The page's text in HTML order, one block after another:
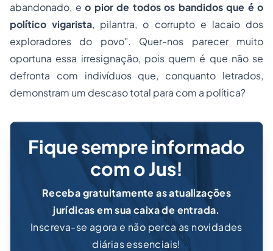
abandonado, e o pior de todos os bandidos que é o
político vigarista, pilantra, o corrupto e lacaio dos
exploradores do povo". Quer-nos parecer muito
oportuna essa irresignação, pois quem é que não se
defronta com indivíduos que, conquanto letrados,
demonstram um descaso total para com a política?
Fique sempre informado
com o Jus!
Receba gratuitamente as atualizações
jurídicas em sua caixa de entrada.
Inscreva-se agora e não perca as novidades
diárias essenciais!